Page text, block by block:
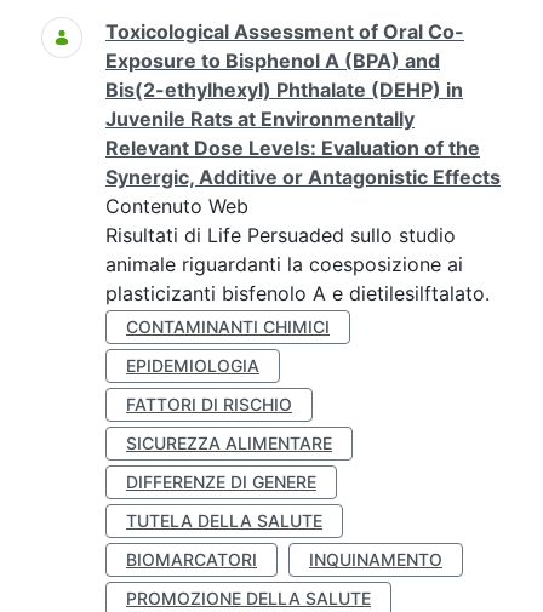
Ricerca
Toxicological Assessment of Oral Co-
Exposure to Bisphenol A (BPA) and
Bis(2-ethylhexyl) Phthalate (DEHP) in
Juvenile Rats at Environmentally
Relevant Dose Levels: Evaluation of the
Synergic, Additive or Antagonistic Effects
Contenuto Web
Risultati di Life Persuaded sullo studio
animale riguardanti la coesposizione ai
plasticizanti bisfenolo A e dietilesilftalato.
CONTAMINANTI CHIMICI
EPIDEMIOLOGIA
FATTORI DI RISCHIO
SICUREZZA ALIMENTARE
DIFFERENZE DI GENERE
TUTELA DELLA SALUTE
BIOMARCATORI
INQUINAMENTO
PROMOZIONE DELLA SALUTE